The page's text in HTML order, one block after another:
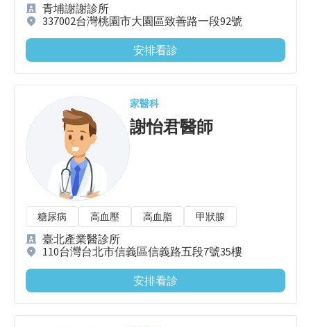
青埔謝謝診所
337002台灣桃園市大園區致善路一段92號
安排看診
家醫科
謝怡君醫師
糖尿病 高血壓 高血脂 甲狀腺
臺北產業醫診所
110台灣台北市信義區信義路五段7號35樓
安排看診